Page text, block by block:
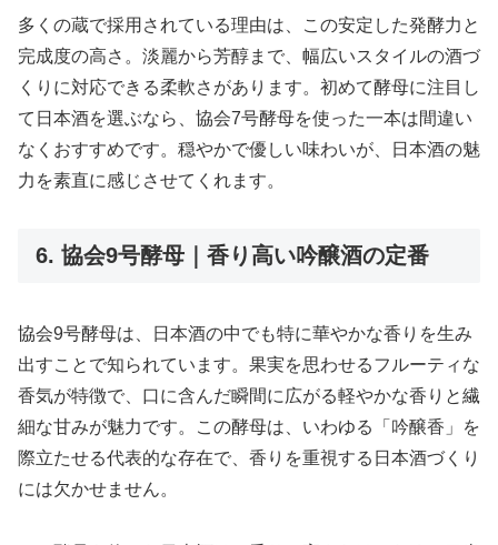
多くの蔵で採用されている理由は、この安定した発酵力と
完成度の高さ。淡麗から芳醇まで、幅広いスタイルの酒づ
くりに対応できる柔軟さがあります。初めて酵母に注目し
て日本酒を選ぶなら、協会7号酵母を使った一本は間違い
なくおすすめです。穏やかで優しい味わいが、日本酒の魅
力を素直に感じさせてくれます。
6. 協会9号酵母｜香り高い吟醸酒の定番
協会9号酵母は、日本酒の中でも特に華やかな香りを生み
出すことで知られています。果実を思わせるフルーティな
香気が特徴で、口に含んだ瞬間に広がる軽やかな香りと繊
細な甘みが魅力です。この酵母は、いわゆる「吟醸香」を
際立たせる代表的な存在で、香りを重視する日本酒づくり
には欠かせません。